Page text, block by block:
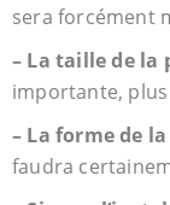
sera forcément
– La taille de la
importante,
– La forme de
faudra